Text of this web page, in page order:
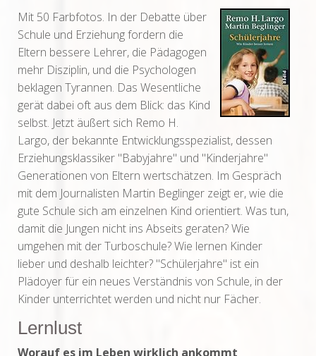
Mit 50 Farbfotos. In der Debatte über
Schule und Erziehung fordern die
Eltern bessere Lehrer, die Pädagogen
mehr Disziplin, und die Psychologen
beklagen Tyrannen. Das Wesentliche
gerät dabei oft aus dem Blick: das Kind
selbst. Jetzt äußert sich Remo H.
Largo, der bekannte Entwicklungsspezialist, dessen
Erziehungsklassiker "Babyjahre" und "Kinderjahre"
Generationen von Eltern wertschätzen. Im Gespräch
mit dem Journalisten Martin Beglinger zeigt er, wie die
gute Schule sich am einzelnen Kind orientiert. Was tun,
damit die Jungen nicht ins Abseits geraten? Wie
umgehen mit der Turboschule? Wie lernen Kinder
lieber und deshalb leichter? "Schülerjahre" ist ein
Plädoyer für ein neues Verständnis von Schule, in der
Kinder unterrichtet werden und nicht nur Fächer.
Lernlust
Worauf es im Leben wirklich ankommt